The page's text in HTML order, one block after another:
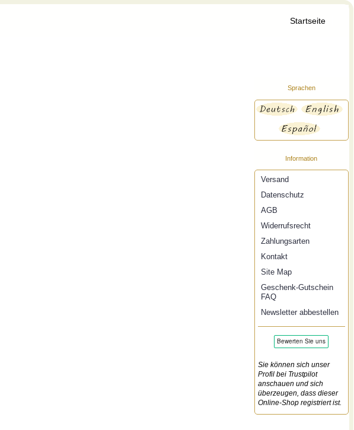
Startseite
Sprachen
Information
Versand
Datenschutz
AGB
Widerrufsrecht
Zahlungsarten
Kontakt
Site Map
Geschenk-Gutschein
FAQ
Newsletter abbestellen
Sie können sich unser
Profil bei Trustpilot
anschauen und sich
überzeugen, dass dieser
Online-Shop registriert ist.